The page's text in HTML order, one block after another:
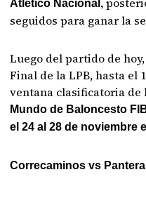
Atlético Nacional,
seguidos para ganar la
Luego del partido de
Final de la LPB, hasta el
ventana clasificatoria de
Mundo de Baloncesto
el 24 al 28 de noviembre
Correcaminos vs